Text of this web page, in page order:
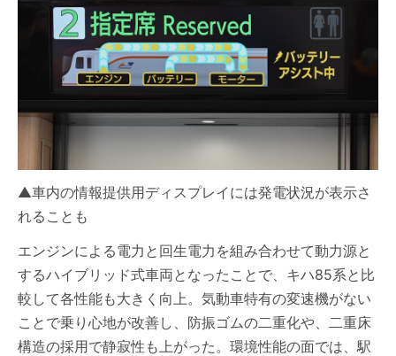
▲車内の情報提供用ディスプレイには発電状況が表示さ
れることも
エンジンによる電力と回生電力を組み合わせて動力源と
するハイブリッド式車両となったことで、キハ85系と比
較して各性能も大きく向上。気動車特有の変速機がない
ことで乗り心地が改善し、防振ゴムの二重化や、二重床
構造の採用で静寂性も上がった。環境性能の面では、駅